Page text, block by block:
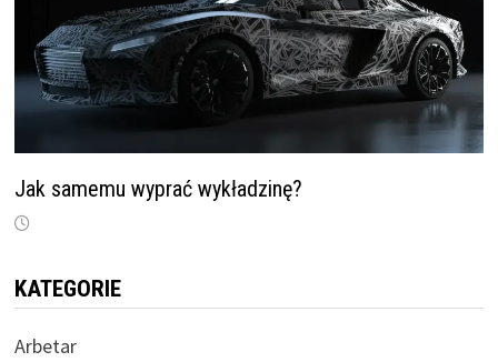
Jak samemu wyprać wykładzinę?
KATEGORIE
Arbetar